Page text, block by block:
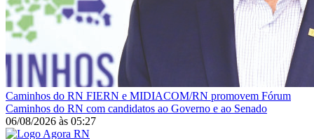
Caminhos do RN FIERN e MIDIACOM/RN promovem Fórum
Caminhos do RN com candidatos ao Governo e ao Senado
06/08/2026 às 05:27